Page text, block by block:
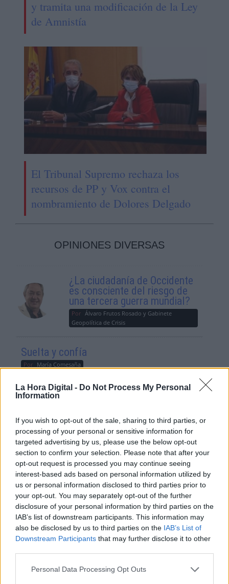
La Hora Digital - Do Not Process My Personal
Information
If you wish to opt-out of the sale, sharing to third parties, or
processing of your personal or sensitive information for
targeted advertising by us, please use the below opt-out
section to confirm your selection. Please note that after your
opt-out request is processed you may continue seeing
interest-based ads based on personal information utilized by
us or personal information disclosed to third parties prior to
your opt-out. You may separately opt-out of the further
disclosure of your personal information by third parties on the
IAB’s list of downstream participants. This information may
also be disclosed by us to third parties on the IAB’s List of
Downstream Participants that may further disclose it to other
Personal Data Processing Opt Outs
y tramita una modificación de la Ley
de Amnistía
El Tribunal Supremo rechaza los
recursos de PP y Vox contra el
nombramiento de Dolores Delgado
OPINIONES DIVERSAS
¿La ciudadanía de Occidente
es consciente del riesgo de
una tercera guerra mundial?
Por Álvaro Frutos Rosado y Gabinete
Geopolítica de Crisis
Suelta y confía
Por María Comesaña
Votantes y votados
El Conflicto de Oriente Medio:
Un Nuevo Orden Autoritario
en Construcción
Álvaro Frutos Rosado y Gabinete
Geopolítica de Crisis
Reconquista leonesa
Por Carlos Miranda
Por María Pérez Herrero